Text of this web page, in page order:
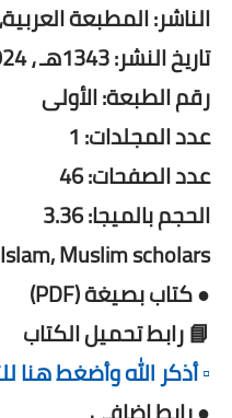
الناشر: المطبعة
تاريخ النشر: 1343هـ ، 1924م
رقم الطبعة: الأولى
عدد المجلدات: 1
عدد الصفحات: 46
الحجم بالميجا: 3.36
Islam, Muslim scholars,
● كتاب بصيغة (PDF)
📘 رابط تحميل الكتاب
▫️ أذكر الله وأضغط هنا